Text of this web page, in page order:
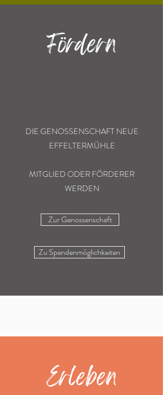
Fördern
DIE GENOSSENSCHAFT NEUE
EFFELTERMÜHLE
MITGLIED ODER FÖRDERER
WERDEN
Zur Genossenschaft
Zu Spendenmöglichkeiten
Erleben